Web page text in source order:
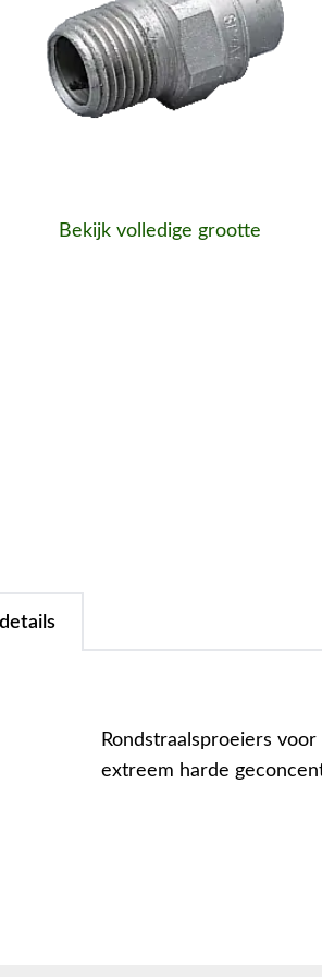
Bekijk volledige grootte
Rondstraalsproeiers
extreem harde